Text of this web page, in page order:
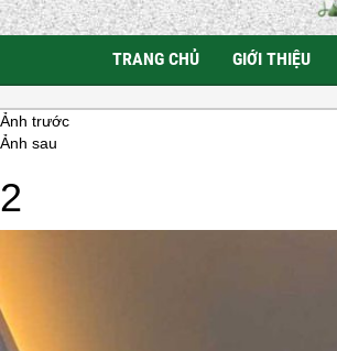
TRANG CHỦ GIỚI THIỆU
Ảnh trước
Ảnh sau
2